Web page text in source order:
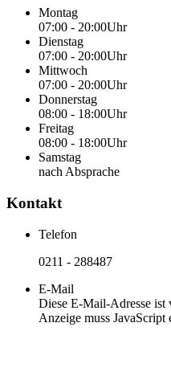
Montag
07:00 - 20:00Uhr
Dienstag
07:00 - 20:00Uhr
Mittwoch
07:00 - 20:00Uhr
Donnerstag
08:00 - 18:00Uhr
Freitag
08:00 - 18:00Uhr
Samstag
nach Absprache
Kontakt
Telefon
0211 - 288487
E-Mail
Diese E-Mail-Adresse ist
Anzeige muss JavaScript